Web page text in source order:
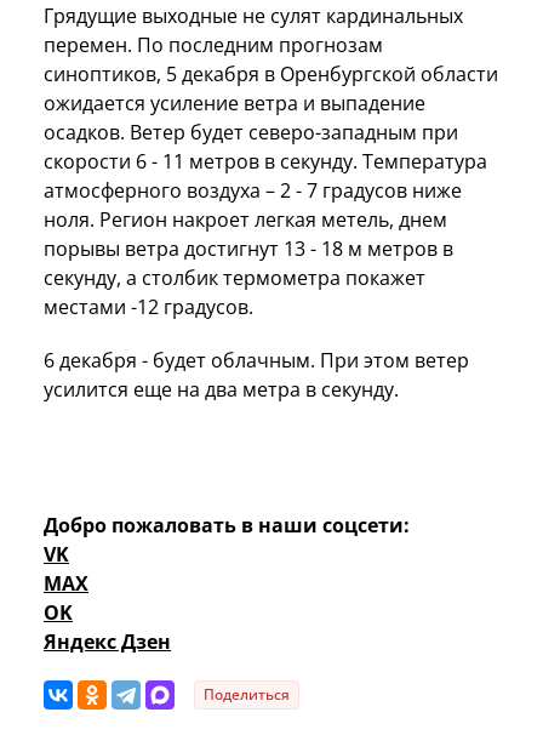
Грядущие выходные не сулят кардинальных
перемен. По последним прогнозам
синоптиков, 5 декабря в Оренбургской области
ожидается усиление ветра и выпадение
осадков. Ветер будет северо-западным при
скорости 6 - 11 метров в секунду. Температура
атмосферного воздуха – 2 - 7 градусов ниже
ноля. Регион накроет легкая метель, днем
порывы ветра достигнут 13 - 18 м метров в
секунду, а столбик термометра покажет
местами -12 градусов.
6 декабря - будет облачным. При этом ветер
усилится еще на два метра в секунду.
Добро пожаловать в наши соцсети:
VK
MAX
OK
Яндекс Дзен
Поделиться